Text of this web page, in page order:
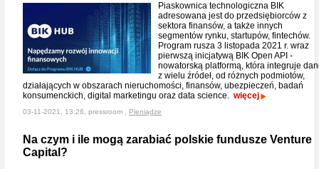
Piaskownica technologiczna BIK
adresowana jest do przedsiębiorców z
sektora finansów, a także innych
segmentów rynku, startupów, fintechów.
Program rusza 3 listopada 2021 r. wraz
pierwszą inicjatywą BIK Open API -
nowatorską platformą, która integruje
z wielu źródeł, od różnych podmiotów,
działających w obszarach nieruchomości, finansów, ubezpieczeń, badań
konsumenckich, digital marketingu oraz data science. więcej
03-11-2021, 13:26, pressroom , Pieniądze
Na czym i ile mogą zarabiać polskie fundusze Venture
Capital?